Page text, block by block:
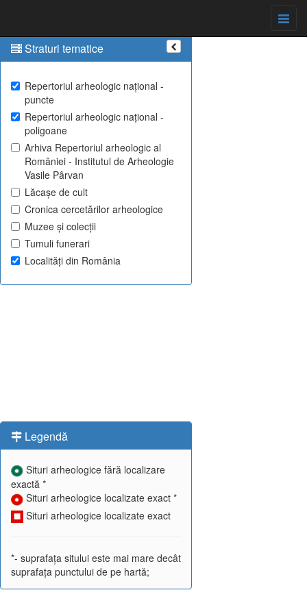
Straturi tematice
Repertoriul arheologic național -
puncte
Repertoriul arheologic național -
poligoane
Arhiva Repertoriul arheologic al
României - Institutul de Arheologie
Vasile Pârvan
Lăcașe de cult
Cronica cercetărilor arheologice
Muzee și colecții
Tumuli funerari
Localități din România
Legendă
Situri arheologice fără localizare
exactă *
Situri arheologice localizate exact *
Situri arheologice localizate exact
*- suprafața sitului este mai mare decât
suprafața punctului de pe hartă;